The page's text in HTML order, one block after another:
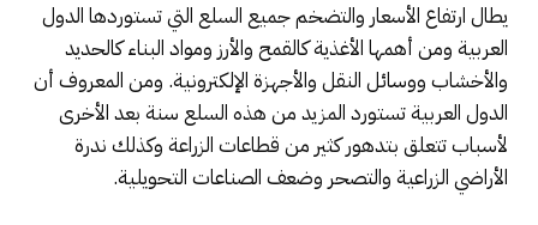
يطال ارتفاع الأسعار والتضخم جميع السلع التي تستوردها الدول
العربية ومن أهمها الأغذية كالقمح والأرز ومواد البناء كالحديد
والأخشاب ووسائل النقل والأجهزة الإلكترونية. ومن المعروف أن
الدول العربية تستورد المزيد من هذه السلع سنة بعد الأخرى
لأسباب تتعلق بتدهور كثير من قطاعات الزراعة وكذلك ندرة
الأراضي الزراعية والتصحر وضعف الصناعات التحويلية.